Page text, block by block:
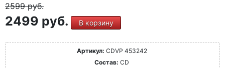
2599руб.
2499 руб. В корзину
Артикул: CDVP 453242
Состав: CD